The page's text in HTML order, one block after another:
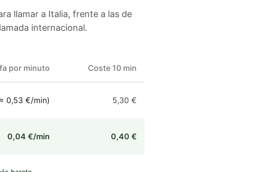
llamar a Italia, frente a las de
internacional.
por minuto Coste 10 min
0,53 €/min) 5,30 €
0,04 €/min 0,40 €